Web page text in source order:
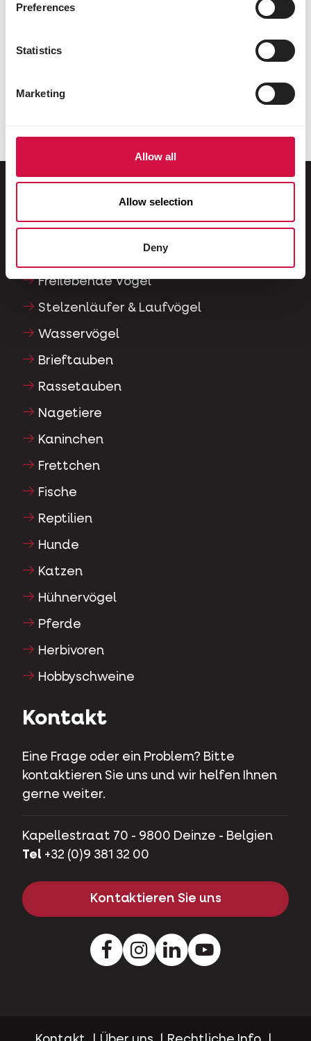
Preferences
Statistics
Marketing
Allow all
Allow selection
Deny
Für Ihr Tier
Freilebende Vögel
Stelzenläufer & Laufvögel
Wasservögel
Brieftauben
Rassetauben
Nagetiere
Kaninchen
Frettchen
Fische
Reptilien
Hunde
Katzen
Hühnervögel
Pferde
Herbivoren
Hobbyschweine
Kontakt
Eine Frage oder ein Problem? Bitte
kontaktieren Sie uns und wir helfen Ihnen
gerne weiter.
Kapellestraat 70 - 9800 Deinze - Belgien
Tel +32 (0)9 381 32 00
Kontaktieren Sie uns
FacebookInstagram
LinkedInYoutube